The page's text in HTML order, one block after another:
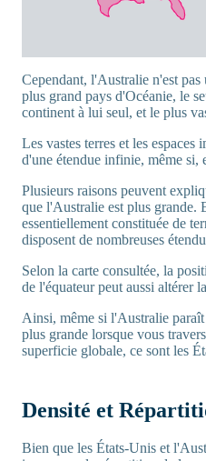
Cependant, l'Australie n'est
plus grand pays d'Océanie, le
continent à lui seul, et le plus
Les vastes terres et les espaces
d'une étendue infinie, même si,
Plusieurs raisons peuvent
que l'Australie est plus grande.
essentiellement constituée de
disposent de nombreuses
Selon la carte consultée, la
de l'équateur peut aussi altérer
Ainsi, même si l'Australie
plus grande lorsque vous
superficie globale, ce sont les
Densité et
Bien que les États-Unis et